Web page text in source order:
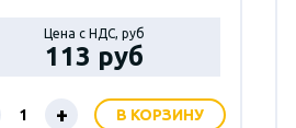
Цена с НДС, руб
113 руб
+ В КОРЗИНУ